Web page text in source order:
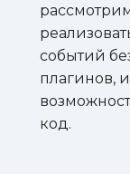
событий
плагинов,
код.